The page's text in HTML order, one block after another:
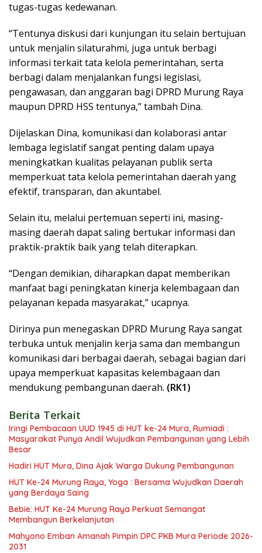
tugas-tugas kedewanan.
“Tentunya diskusi dari kunjungan itu selain bertujuan
untuk menjalin silaturahmi, juga untuk berbagi
informasi terkait tata kelola pemerintahan, serta
berbagi dalam menjalankan fungsi legislasi,
pengawasan, dan anggaran bagi DPRD Murung Raya
maupun DPRD HSS tentunya,” tambah Dina.
Dijelaskan Dina, komunikasi dan kolaborasi antar
lembaga legislatif sangat penting dalam upaya
meningkatkan kualitas pelayanan publik serta
memperkuat tata kelola pemerintahan daerah yang
efektif, transparan, dan akuntabel.
Selain itu, melalui pertemuan seperti ini, masing-
masing daerah dapat saling bertukar informasi dan
praktik-praktik baik yang telah diterapkan.
“Dengan demikian, diharapkan dapat memberikan
manfaat bagi peningkatan kinerja kelembagaan dan
pelayanan kepada masyarakat,” ucapnya.
Dirinya pun menegaskan DPRD Murung Raya sangat
terbuka untuk menjalin kerja sama dan membangun
komunikasi dari berbagai daerah, sebagai bagian dari
upaya memperkuat kapasitas kelembagaan dan
mendukung pembangunan daerah. (RK1)
Berita Terkait
Iringi Pembacaan UUD 1945 di HUT ke-24 Mura, Rumiadi :
Masyarakat Punya Andil Wujudkan Pembangunan yang Lebih
Besar
Hadiri HUT Mura, Dina Ajak Warga Dukung Pembangunan
HUT Ke-24 Murung Raya, Yoga : Bersama Wujudkan Daerah
yang Berdaya Saing
Bebie: HUT Ke-24 Murung Raya Perkuat Semangat
Membangun Berkelanjutan
Mahyono Emban Amanah Pimpin DPC PKB Mura Periode 2026-
2031